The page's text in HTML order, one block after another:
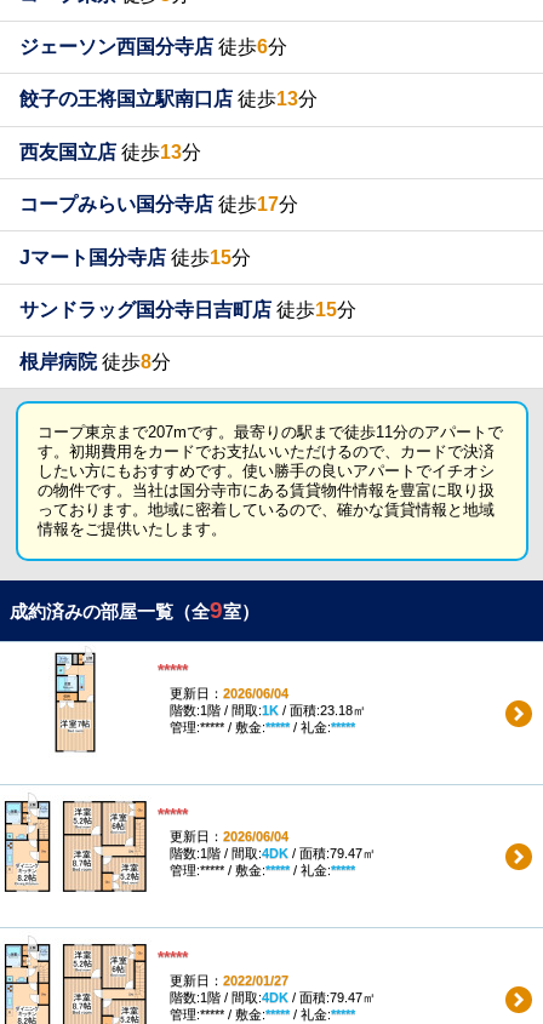
ジェーソン西国分寺店 徒歩6分
餃子の王将国立駅南口店 徒歩13分
西友国立店 徒歩13分
コープみらい国分寺店 徒歩17分
Jマート国分寺店 徒歩15分
サンドラッグ国分寺日吉町店 徒歩15分
根岸病院徒歩8分
コープ東京まで207mです。最寄りの駅まで徒歩11分のアパートで
す。初期費用をカードでお支払いいただけるので、カードで決済
したい方にもおすすめです。使い勝手の良いアパートでイチオシ
の物件です。当社は国分寺市にある賃貸物件情報を豊富に取り扱
っております。地域に密着しているので、確かな賃貸情報と地域
情報をご提供いたします。
成約済みの部屋一覧（全9室）
*****
更新日： 2026/06/04
階数:1階 / 間取:1K/ 面積:23.18㎡
管理:***** / 敷金:*****/ 礼金:*****
*****
更新日： 2026/06/04
階数:1階 / 間取:4DK/ 面積:79.47㎡
管理:***** / 敷金:*****/ 礼金:*****
*****
更新日： 2022/01/27
階数:1階 / 間取:4DK/ 面積:79.47㎡
管理:***** / 敷金:*****/ 礼金:*****